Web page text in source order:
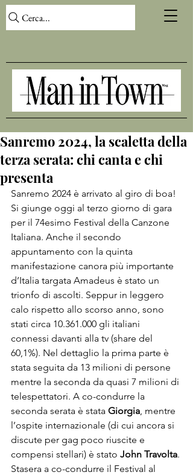
Cerca...
Sanremo 2024, la scaletta della
terza serata: chi canta e chi
presenta
Sanremo 2024 è arrivato al giro di boa!
Si giunge oggi al terzo giorno di gara
per il 74esimo Festival della Canzone
Italiana. Anche il secondo
appuntamento con la quinta
manifestazione canora più importante
d’Italia targata Amadeus è stato un
trionfo di ascolti. Seppur in leggero
calo rispetto allo scorso anno, sono
stati circa 10.361.000 gli italiani
connessi davanti alla tv (share del
60,1%). Nel dettaglio la prima parte è
stata seguita da 13 milioni di persone
mentre la seconda da quasi 7 milioni di
telespettatori. A co-condurre la
seconda serata è stata Giorgia, mentre
l’ospite internazionale (di cui ancora si
discute per gag poco riuscite e
compensi stellari) è stato John Travolta.
Stasera a co-condurre il Festival al